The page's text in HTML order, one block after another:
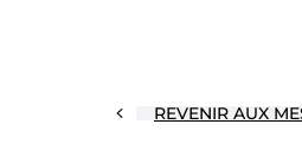
REVENIR AUX